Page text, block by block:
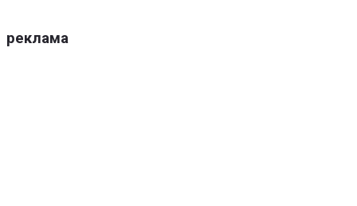
реклама